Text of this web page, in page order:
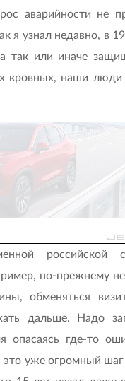
аварийности не
я узнал недавно, в
так или иначе
кровных, наши
российской
по-прежнему
обменяться
дальше. Надо
опасаясь где-то
это уже огромный шаг